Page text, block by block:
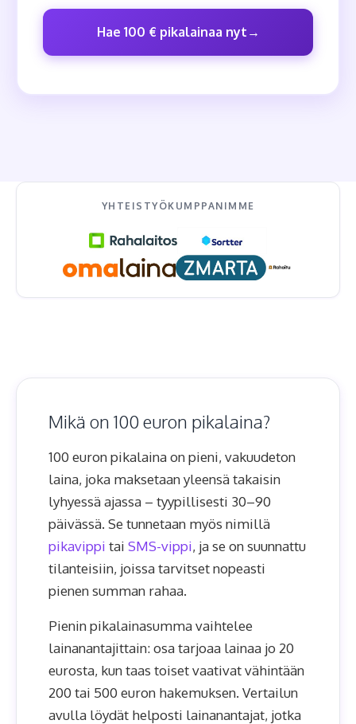
Hae 100 € pikalainaa nyt
YHTEISTYÖKUMPPANIMME
Mikä on 100 euron pikalaina?
100 euron pikalaina on pieni, vakuudeton
laina, joka maksetaan yleensä takaisin
lyhyessä ajassa – tyypillisesti 30–90
päivässä. Se tunnetaan myös nimillä
pikavippi tai SMS-vippi, ja se on suunnattu
tilanteisiin, joissa tarvitset nopeasti
pienen summan rahaa.
Pienin pikalainasumma vaihtelee
lainanantajittain: osa tarjoaa lainaa jo 20
eurosta, kun taas toiset vaativat vähintään
200 tai 500 euron hakemuksen. Vertailun
avulla löydät helposti lainanantajat, jotka